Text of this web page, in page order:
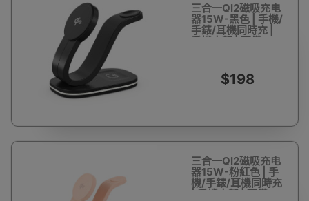
三合一QI2磁吸充电
器15W-黑色 | 手機/
手錶/耳機同時充 |
手機支架 | 配備RGB
$198
三合一QI2磁吸充电
器15W-粉紅色 | 手
機/手錶/耳機同時充
| 手機支架 | 配備